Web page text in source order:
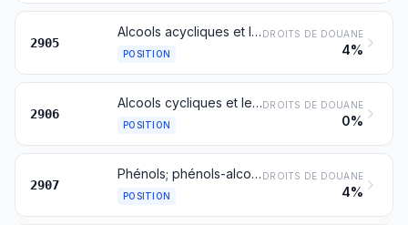
2905
Alcools acycliques et leurs dérivés halogénés, sulfonés, nitrés ou nitrosés
POSITION
DROITS DE DOUANE
4%
2906
Alcools cycliques et leurs dérivés halogénés, sulfonés, nitrés ou nitrosés
POSITION
DROITS DE DOUANE
0%
2907
Phénols; phénols-alcools
POSITION
DROITS DE DOUANE
4%